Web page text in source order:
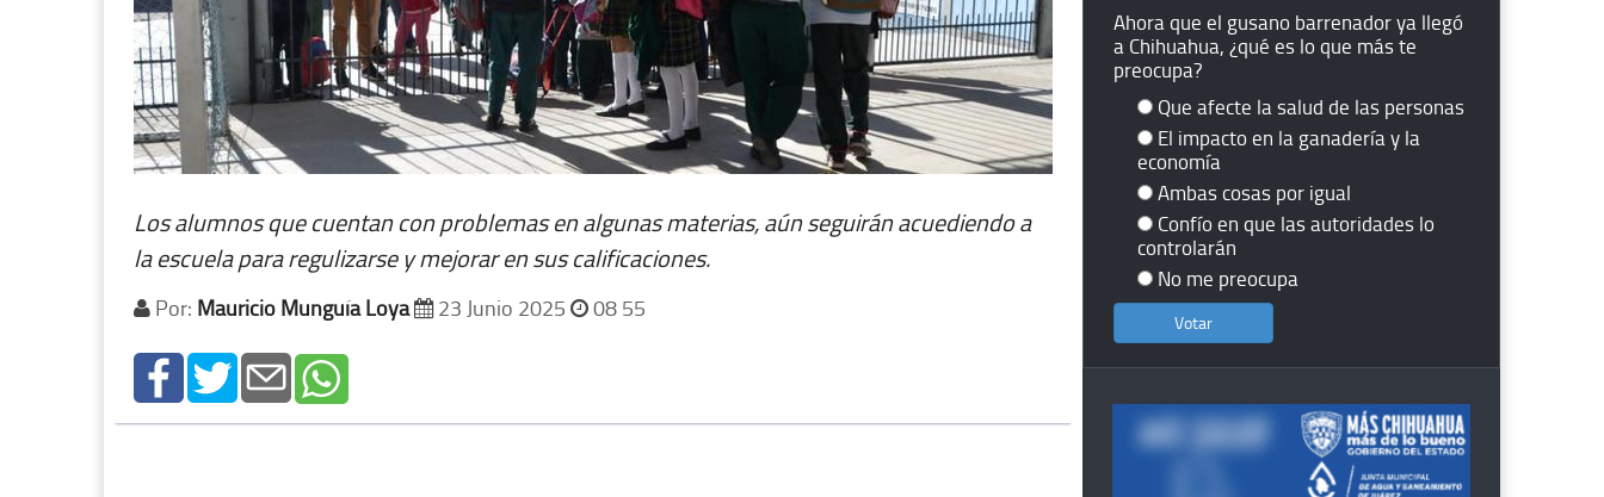
Los alumnos que cuentan con problemas en algunas materias, aún seguirán acuediendo a
la escuela para regulizarse y mejorar en sus calificaciones.
Por: Mauricio Munguía Loya 23 Junio 2025 08 55
Ahora que el gusano barrenador ya llegó
a Chihuahua, ¿qué es lo que más te
preocupa?
Que afecte la salud de las personas
El impacto en la ganadería y la
economía
Ambas cosas por igual
Confío en que las autoridades lo
controlarán
No me preocupa